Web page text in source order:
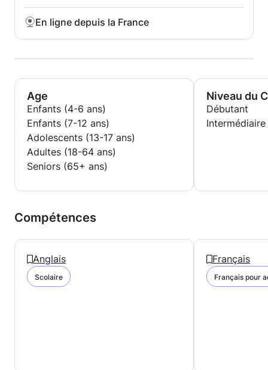
En ligne depuis la France
Age
Enfants (4-6 ans)
Enfants (7-12 ans)
Adolescents (13-17 ans)
Adultes (18-64 ans)
Seniors (65+ ans)
Niveau du
Débutant
Intermédiaire
Compétences
Anglais
Scolaire
Français
Français pour